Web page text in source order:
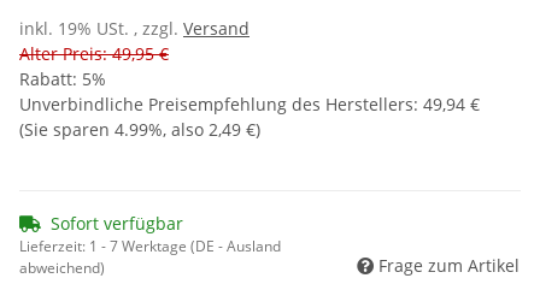
inkl. 19% USt. , zzgl. Versand
Alter Preis: 49,95 €
Rabatt: 5%
Unverbindliche Preisempfehlung des Herstellers: 49,94 €
(Sie sparen 4.99%, also 2,49 €)
Sofort verfügbar
Lieferzeit: 1 - 7 Werktage (DE - Ausland
abweichend)
Frage zum Artikel